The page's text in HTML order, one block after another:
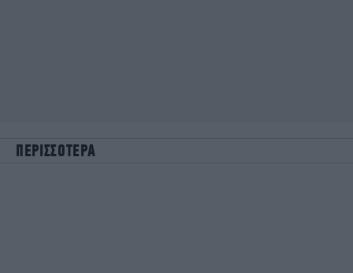
ΠΕΡΙΣΣΟΤΕΡΑ